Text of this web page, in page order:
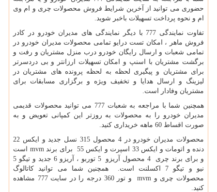
حضوری می توانید از آخرین شرایط فروش محصولات چری و ام وی
ام و نحوه پرداخت تسهیلات باخبر شوید.
تفاوت نمایندگی 777 با دیگر نمایندگی های مدیران خودرو در کادر
فروش ماهر ، امکان تست درایو تمامی محصولات مدیران خودرو در
تمامی شعبات و ارسال رایگان خودرو درب منزل مشتریان و رفت و
برگشت مشتریان با اسنپ و امکان تسهیلات ارزانتر و بی دردسرتر
برای مشتریان و پیگیری لحظه به لحظه پرونده های مشتریان در
لیزینگ و ارسال هدایا و تخفیف ویژه و برگزاری مسابقات برای
مشتریان وفادار است.
همچنین شما با مراجعه به شعبات 777 می توانید محصولات قدیمی
مدیران خودرو را به محصولات به روزتر این کمپانی تعویض و به
صورت اقساط 60 ماهه خریداری کنید.
محصولات مدیران خودرو در 4 محصول 315 نسل جدید و ایکس 22
دنده و اتومات و ایکس 33 اسپرت و ایکس 55 برای برند
mvm است
و برای برند چری 4 محصول آریزو 5 توربو ، آریزو 6 جدید و تیگو 5
نیو و تیگو 7 اکسلنت است. همچنین شما می توانید کاتالوگ
محصولات چری و mvm
و تور 360 درجه را در سایت 777 مشاهده
کنید.